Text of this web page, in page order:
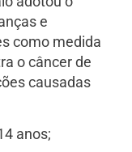
e
como medida
o câncer de
causadas
anos;